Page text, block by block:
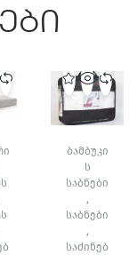
ᲑᲐᲛᲑᲣᲙᲘ
Ს
ᲡᲐᲑᲜᲔᲑᲘ
,
ᲡᲐᲑᲜᲔᲑᲘ
,
ᲡᲐᲫᲘᲜᲔᲑ